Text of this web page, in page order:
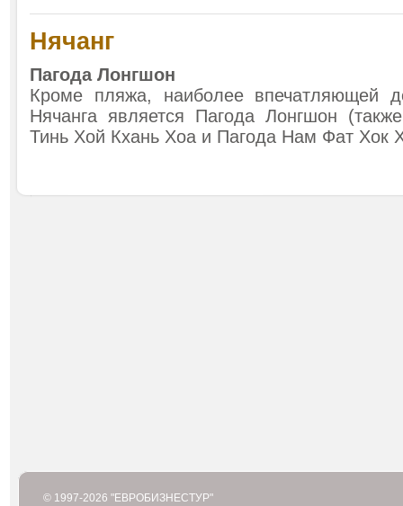
Нячанг
Пагода Лонгшон
Кроме пляжа, наиболее впечатляющей
Нячанга является Пагода Лонгшон
Тинь Хой Кхань Хоа и Пагода Нам Фат Хок
© 1997-2026 "ЕВРОБИЗНЕСТУР"